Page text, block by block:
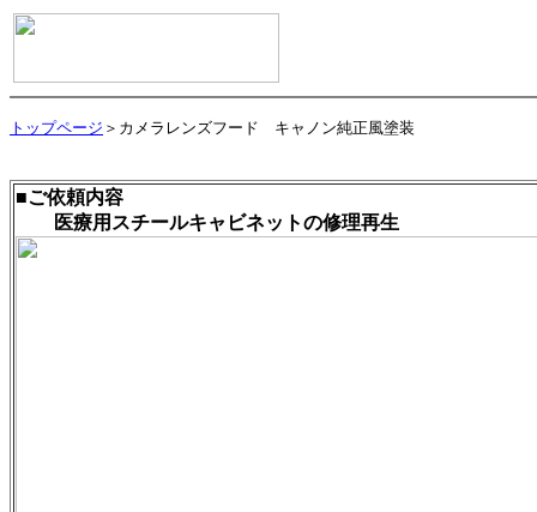
トップページ ＞カメラレンズフード キャノン純正風塗装
■ご依頼内容
医療用スチールキャビネットの修理再生